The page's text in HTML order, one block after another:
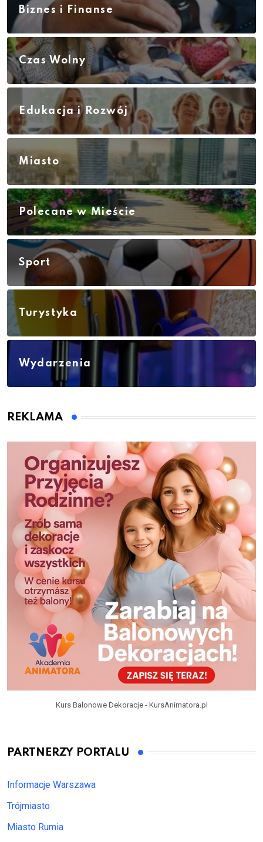
Biznes i Finanse
Czas Wolny
Edukacja i Rozwój
Miasto
Polecane w Mieście
Sport
Turystyka
Wydarzenia
REKLAMA
Kurs Balonowe Dekoracje - KursAnimatora.pl
PARTNERZY PORTALU
Informacje Warszawa
Trójmiasto
Miasto Rumia